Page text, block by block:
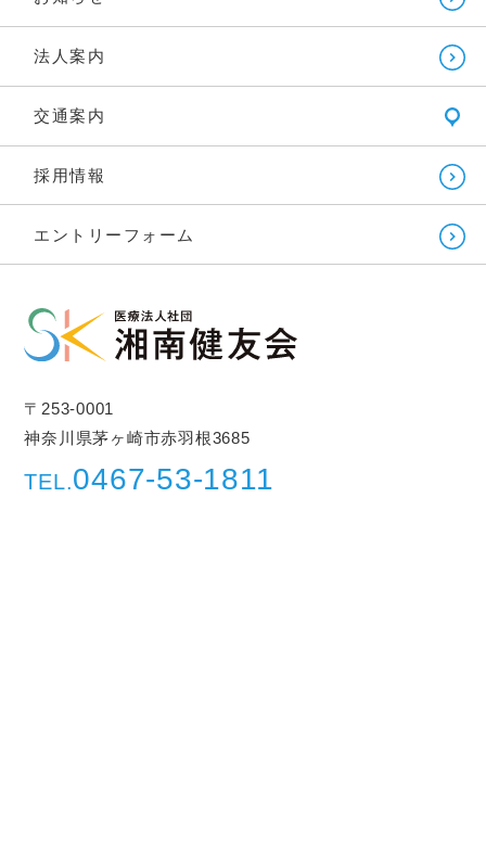
法人案内
交通案内
採用情報
エントリーフォーム
〒253-0001
神奈川県茅ヶ崎市赤羽根3685
TEL.0467-53-1811